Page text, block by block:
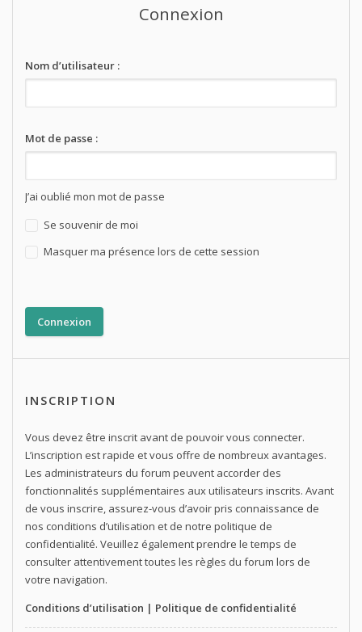
Connexion
Nom d’utilisateur :
Mot de passe :
J’ai oublié mon mot de passe
Se souvenir de moi
Masquer ma présence lors de cette session
INSCRIPTION
Vous devez être inscrit avant de pouvoir vous connecter.
L’inscription est rapide et vous offre de nombreux avantages.
Les administrateurs du forum peuvent accorder des
fonctionnalités supplémentaires aux utilisateurs inscrits. Avant
de vous inscrire, assurez-vous d’avoir pris connaissance de
nos conditions d’utilisation et de notre politique de
confidentialité. Veuillez également prendre le temps de
consulter attentivement toutes les règles du forum lors de
votre navigation.
Conditions d’utilisation | Politique de confidentialité